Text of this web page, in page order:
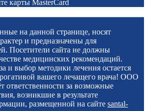
на данной странице, носят
и предназначены для
Посетители сайта не должны
медицинских рекомендаций.
и выбор методики лечения остается
вашего лечащего врача! ООО
ответственности за возможные
возникшие в результате
размещенной на сайте santal-